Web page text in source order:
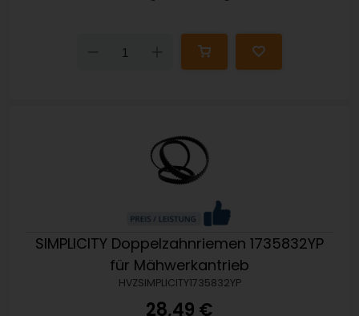
Down
SIMPLICITY Doppelzahnriemen 1735832YP
für Mähwerkantrieb
HVZSIMPLICITY1735832YP
28,49 €